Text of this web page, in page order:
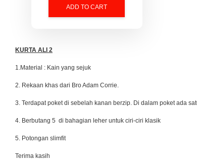
ADD TO CART
KURTA ALI 2
1.Material : Kain yang sejuk
2. Rekaan khas dari Bro Adam Corrie.
3. Terdapat poket di sebelah kanan berzip. Di dalam poket ada
4. Berbutang 5 di bahagian leher untuk ciri-ciri klasik
5. Potongan slimfit
Terima kasih